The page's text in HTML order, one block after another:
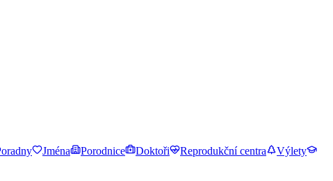
Jména Porodnice Doktoři Reprodukční centra
Výlety